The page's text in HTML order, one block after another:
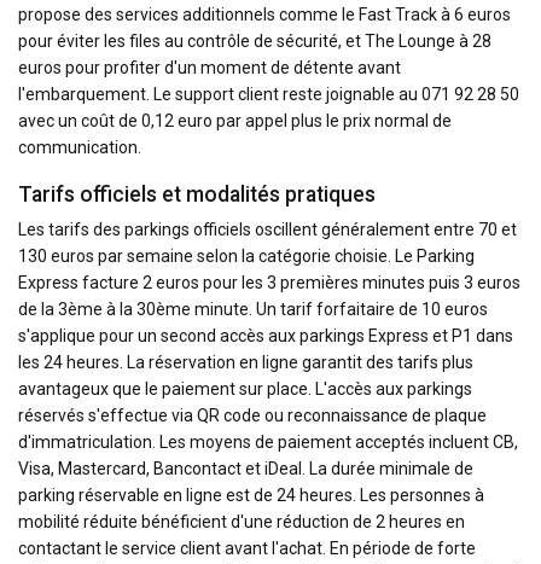
propose des services additionnels comme le Fast Track à 6 euros
pour éviter les files au contrôle de sécurité, et The Lounge à 28
euros pour profiter d'un moment de détente avant
l'embarquement. Le support client reste joignable au 071 92 28 50
avec un coût de 0,12 euro par appel plus le prix normal de
communication.
Tarifs officiels et modalités pratiques
Les tarifs des parkings officiels oscillent généralement entre 70 et
130 euros par semaine selon la catégorie choisie. Le Parking
Express facture 2 euros pour les 3 premières minutes puis 3 euros
de la 3ème à la 30ème minute. Un tarif forfaitaire de 10 euros
s'applique pour un second accès aux parkings Express et P1 dans
les 24 heures. La réservation en ligne garantit des tarifs plus
avantageux que le paiement sur place. L'accès aux parkings
réservés s'effectue via QR code ou reconnaissance de plaque
d'immatriculation. Les moyens de paiement acceptés incluent CB,
Visa, Mastercard, Bancontact et iDeal. La durée minimale de
parking réservable en ligne est de 24 heures. Les personnes à
mobilité réduite bénéficient d'une réduction de 2 heures en
contactant le service client avant l'achat. En période de forte